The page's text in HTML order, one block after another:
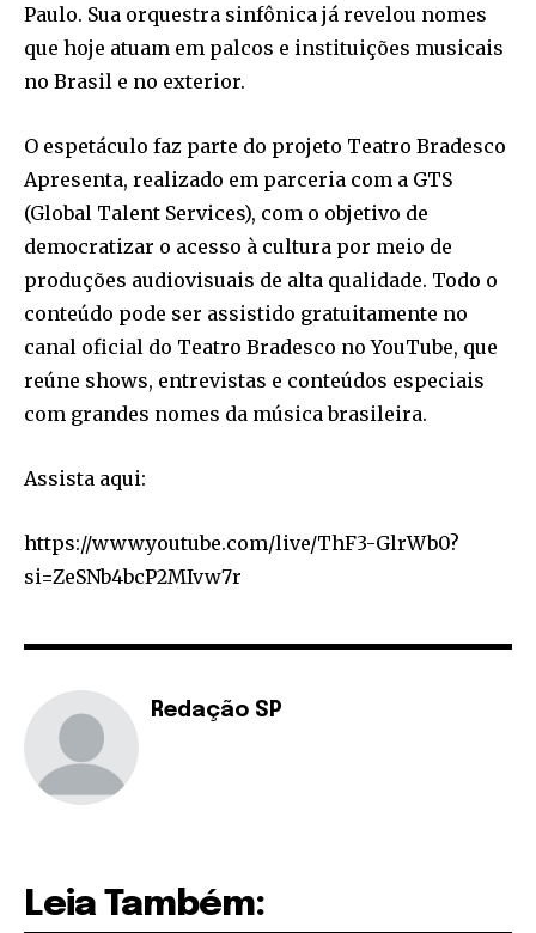
Paulo. Sua orquestra sinfônica já revelou nomes
que hoje atuam em palcos e instituições musicais
no Brasil e no exterior.
O espetáculo faz parte do projeto Teatro Bradesco
Apresenta, realizado em parceria com a GTS
(Global Talent Services), com o objetivo de
democratizar o acesso à cultura por meio de
produções audiovisuais de alta qualidade. Todo o
conteúdo pode ser assistido gratuitamente no
canal oficial do Teatro Bradesco no YouTube, que
reúne shows, entrevistas e conteúdos especiais
com grandes nomes da música brasileira.
Assista aqui:
https://www.youtube.com/live/ThF3-GlrWb0?
si=ZeSNb4bcP2MIvw7r
Redação SP
Leia Também: